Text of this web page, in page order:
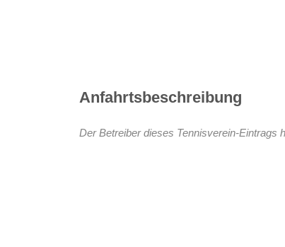
Anfahrtsbeschreibung
Der Betreiber dieses Tennisverein-Eintrags